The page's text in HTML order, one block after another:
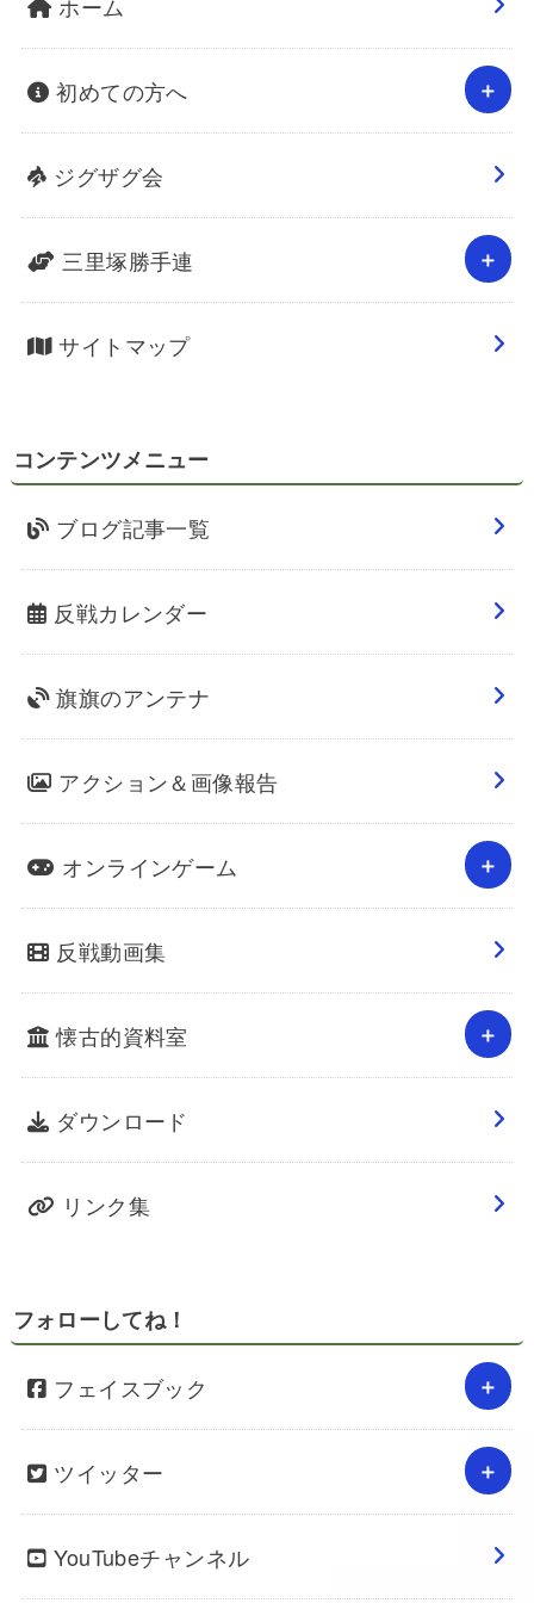
ホーム
初めての方へ
ジグザグ会
三里塚勝手連
サイトマップ
コンテンツメニュー
ブログ記事一覧
反戦カレンダー
旗旗のアンテナ
アクション＆画像報告
オンラインゲーム
反戦動画集
懐古的資料室
ダウンロード
リンク集
フォローしてね！
フェイスブック
ツイッター
YouTubeチャンネル